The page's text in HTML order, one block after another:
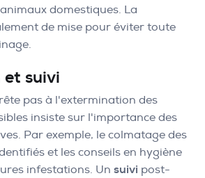
domestiques. La
de mise pour éviter toute
et suivi
pas à l'extermination des
insiste sur l'importance des
Par exemple, le colmatage des
et les conseils en hygiène
infestations. Un suivi post-